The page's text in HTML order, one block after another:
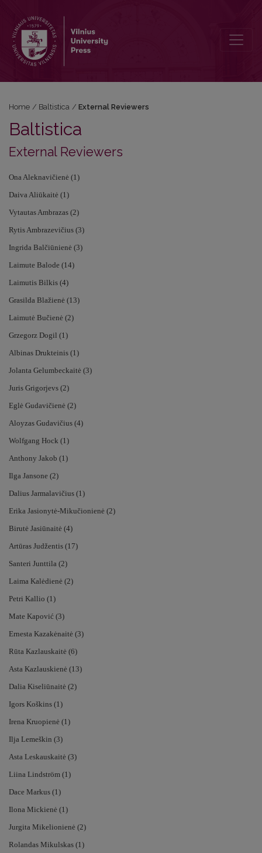
Home / Baltistica / External Reviewers
Baltistica
External Reviewers
Ona Aleknavičienė (1)
Daiva Aliūkaitė (1)
Vytautas Ambrazas (2)
Rytis Ambrazevičius (3)
Ingrida Balčiūnienė (3)
Laimute Balode (14)
Laimutis Bilkis (4)
Grasilda Blažienė (13)
Laimutė Bučienė (2)
Grzegorz Dogil (1)
Albinas Drukteinis (1)
Jolanta Gelumbeckaitė (3)
Juris Grigorjevs (2)
Eglė Gudavičienė (2)
Aloyzas Gudavičius (4)
Wolfgang Hock (1)
Anthony Jakob (1)
Ilga Jansone (2)
Dalius Jarmalavičius (1)
Erika Jasionytė-Mikučionienė (2)
Birutė Jasiūnaitė (4)
Artūras Judžentis (17)
Santeri Junttila (2)
Laima Kalėdienė (2)
Petri Kallio (1)
Mate Kapović (3)
Ernesta Kazakėnaitė (3)
Rūta Kazlauskaitė (6)
Asta Kazlauskienė (13)
Dalia Kiseliūnaitė (2)
Igors Koškins (1)
Irena Kruopienė (1)
Ilja Lemeškin (3)
Asta Leskauskaitė (3)
Liina Lindström (1)
Dace Markus (1)
Ilona Mickienė (1)
Jurgita Mikelionienė (2)
Rolandas Mikulskas (1)